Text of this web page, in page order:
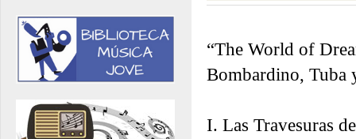
“The World of
Bombardino, Tuba
I. Las Travesuras